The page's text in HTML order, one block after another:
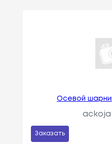
Осевой
ackoja
Заказать